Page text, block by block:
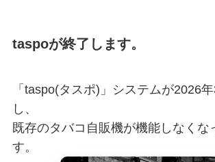
taspoが終了します。
「taspo(タスポ)」システムが2026
し、
既存のタバコ自販機が機能しなくな
す。